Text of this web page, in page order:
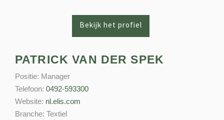
PATRICK VAN DER SPEK
Positie: Manager
Telefoon: 0492-593300
Website: nl.elis.com
Branche: Textiel